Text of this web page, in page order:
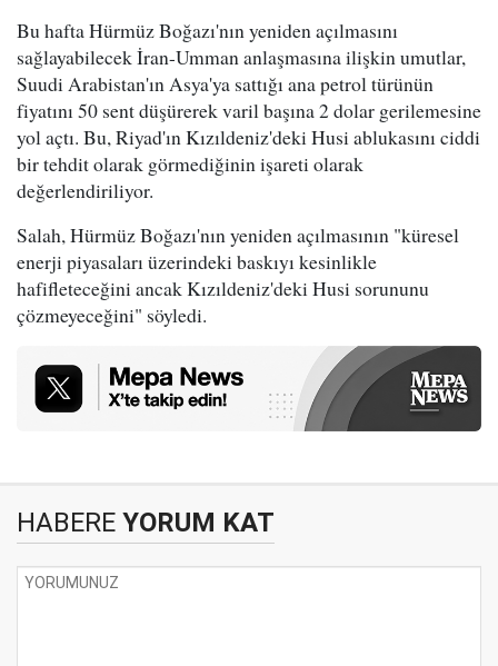
Bu hafta Hürmüz Boğazı'nın yeniden açılmasını
sağlayabilecek İran-Umman anlaşmasına ilişkin umutlar,
Suudi Arabistan'ın Asya'ya sattığı ana petrol türünün
fiyatını 50 sent düşürerek varil başına 2 dolar gerilemesine
yol açtı. Bu, Riyad'ın Kızıldeniz'deki Husi ablukasını ciddi
bir tehdit olarak görmediğinin işareti olarak
değerlendiriliyor.
Salah, Hürmüz Boğazı'nın yeniden açılmasının "küresel
enerji piyasaları üzerindeki baskıyı kesinlikle
hafifleteceğini ancak Kızıldeniz'deki Husi sorununu
çözmeyeceğini" söyledi.
HABERE YORUM KAT